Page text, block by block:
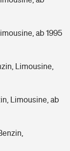
ab 1995
Limousine,
Limousine, ab